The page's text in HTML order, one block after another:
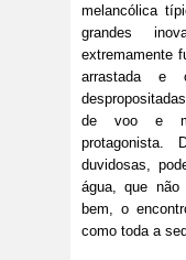
melancólica
grandes
extremamente
arrastada e
de voo e
protagonista.
duvidosas,
água, que
bem, o
como toda a